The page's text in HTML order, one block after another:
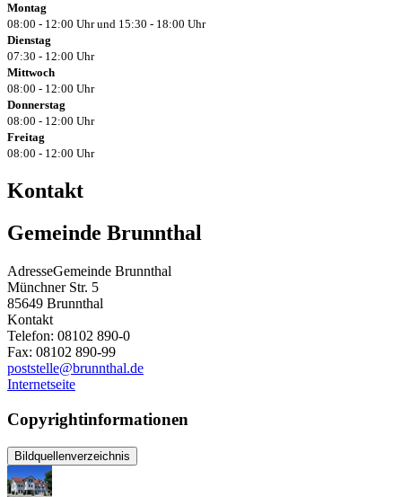
Montag
08:00 - 12:00 Uhr und 15:30 - 18:00 Uhr
Dienstag
07:30 - 12:00 Uhr
Mittwoch
08:00 - 12:00 Uhr
Donnerstag
08:00 - 12:00 Uhr
Freitag
08:00 - 12:00 Uhr
Kontakt
Gemeinde Brunnthal
AdresseGemeinde Brunnthal
Münchner Str. 5
85649 Brunnthal
Kontakt
Telefon: 08102 890-0
Fax: 08102 890-99
poststelle@brunnthal.de
Internetseite
Copyrightinformationen
Bildquellenverzeichnis